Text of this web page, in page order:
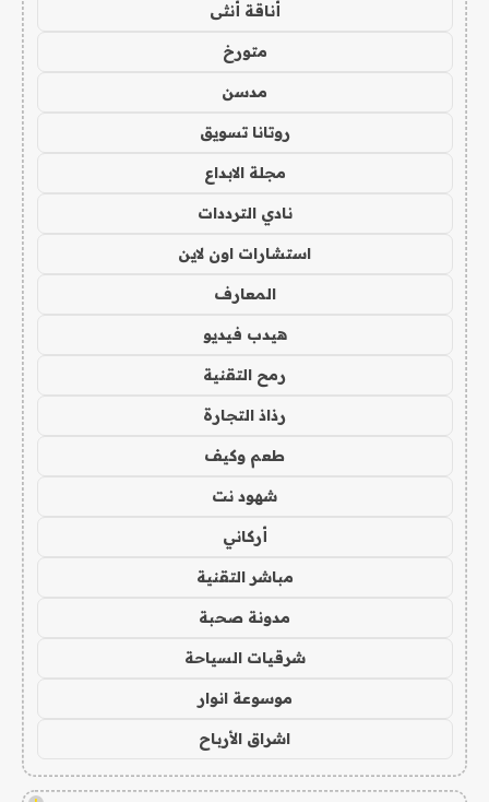
أناقة أنثى
متورخ
مدسن
روتانا تسويق
مجلة الابداع
نادي الترددات
استشارات اون لاين
المعارف
هيدب فيديو
رمح التقنية
رذاذ التجارة
طعم وكيف
شهود نت
أركاني
مباشر التقنية
مدونة صحبة
شرقيات السياحة
موسوعة انوار
اشراق الأرباح